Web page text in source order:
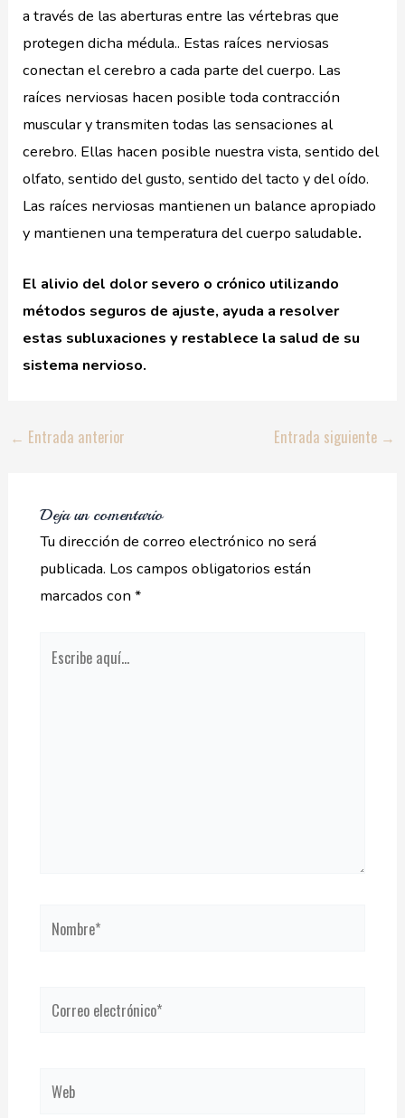
a través de las aberturas entre las vértebras que
protegen dicha médula.. Estas raíces nerviosas
conectan el cerebro a cada parte del cuerpo. Las
raíces nerviosas hacen posible toda contracción
muscular y transmiten todas las sensaciones al
cerebro. Ellas hacen posible nuestra vista, sentido del
olfato, sentido del gusto, sentido del tacto y del oído.
Las raíces nerviosas mantienen un balance apropiado
y mantienen una temperatura del cuerpo saludable.
El alivio del dolor severo o crónico utilizando
métodos seguros de ajuste, ayuda a resolver
estas subluxaciones y restablece la salud de su
sistema nervioso.
← Entrada anterior Entrada siguiente →
Deja un comentario
Tu dirección de correo electrónico no será
publicada. Los campos obligatorios están
marcados con *
aquí...
Web